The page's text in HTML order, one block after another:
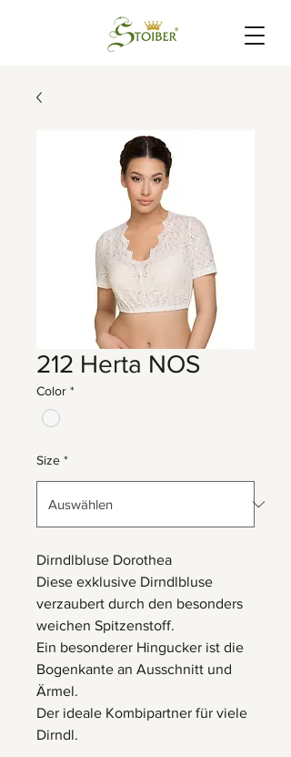
212 Herta NOS
Color *
Size *
Dirndlbluse Dorothea
Diese exklusive Dirndlbluse
verzaubert durch den besonders
weichen Spitzenstoff.
Ein besonderer Hingucker ist die
Bogenkante an Ausschnitt und
Ärmel.
Der ideale Kombipartner für viele
Dirndl.